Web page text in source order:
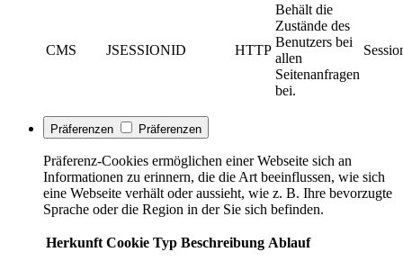
CMS JSESSIONID HTTP
Behält die
Zustände des
Benutzers bei
allen
Seitenanfragen
bei.
Präferenzen Präferenzen
Präferenz-Cookies ermöglichen einer Webseite sich an
Informationen zu erinnern, die die Art beeinflussen, wie sich
eine Webseite verhält oder aussieht, wie z. B. Ihre bevorzugte
Sprache oder die Region in der Sie sich befinden.
Herkunft Cookie Typ Beschreibung Ablauf